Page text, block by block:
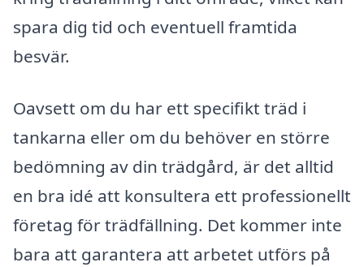
spara dig tid och eventuell framtida
besvär.
Oavsett om du har ett specifikt träd i
tankarna eller om du behöver en större
bedömning av din trädgård, är det alltid
en bra idé att konsultera ett professionellt
företag för trädfällning. Det kommer inte
bara att garantera att arbetet utförs på